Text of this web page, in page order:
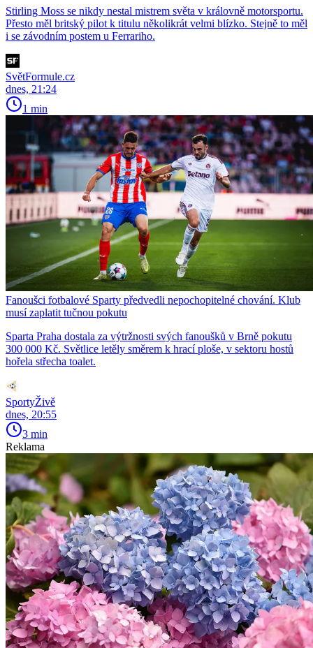
Stirling Moss se nikdy nestal mistrem světa v královně motorsportu.
Přesto měl britský pilot k titulu několikrát velmi blízko. Stejně to měl
i se závodním postem u Ferrariho.
SvětFormule.cz
dnes, 21:24
1 min
Fanoušci fotbalové Sparty předvedli nepochopitelné chování. Klub
musí zaplatit tučnou pokutu
Sparta Praha dostala za výtržnosti svých fanoušků v Brně pokutu
300 000 Kč. Světlice letěly směrem k hrací ploše, v sektoru hostů
hořela střecha toalet.
SportyŽivě
dnes, 20:55
3 min
Reklama